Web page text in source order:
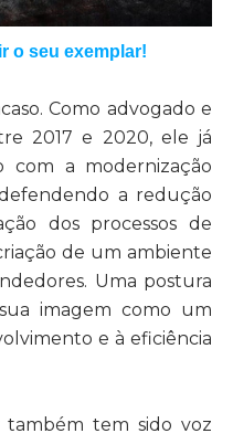
o seu exemplar!
Como advogado e
2017 e 2020, ele já
com a modernização
a redução
dos processos de
de um ambiente
Uma postura
imagem como um
e à eficiência
também tem sido voz